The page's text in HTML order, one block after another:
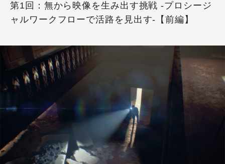
第1回：無から映像を生み出す挑戦 -プロシージ
ャルワークフローで活路を見出す-【前編】